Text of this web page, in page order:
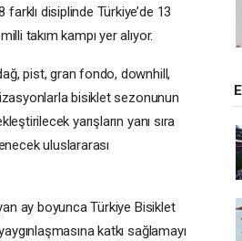
disiplinde Türkiye’de 13
takım kampı yer alıyor.
pist, gran fondo, downhill,
bisiklet sezonunun
yarışların yanı sıra
uluslararası
ay boyunca Türkiye Bisiklet
katkı sağlamayı